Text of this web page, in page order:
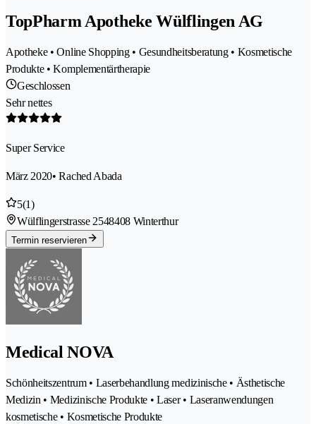
TopPharm Apotheke Wülflingen AG
Apotheke • Online Shopping • Gesundheitsberatung • Kosmetische
Produkte • Komplementärtherapie
Geschlossen
Sehr nettes
Super Service
März 2020• Rached Abada
5(1)
Wülflingerstrasse 2548408 Winterthur
Termin reservieren
Medical NOVA
Schönheitszentrum • Laserbehandlung medizinische • Ästhetische
Medizin • Medizinische Produkte • Laser • Laseranwendungen
kosmetische • Kosmetische Produkte